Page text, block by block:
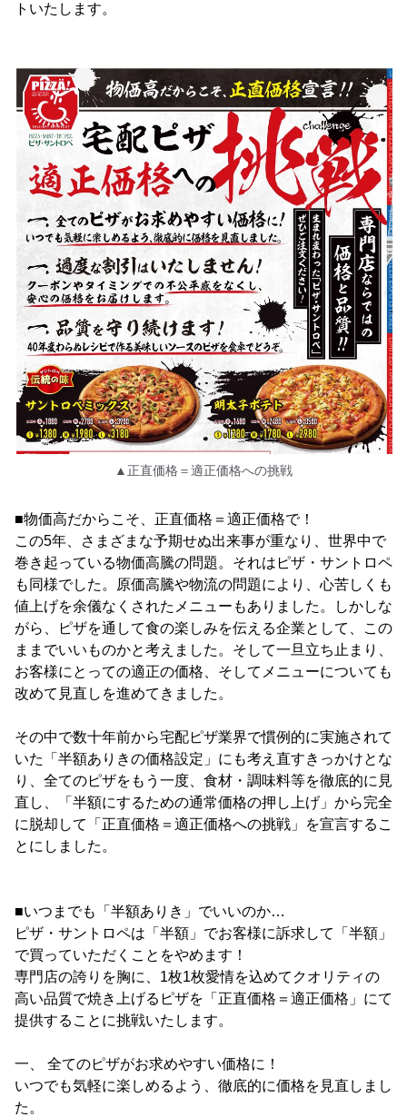
トいたします。
▲正直価格＝適正価格への挑戦
■物価高だからこそ、正直価格＝適正価格で！
この5年、さまざまな予期せぬ出来事が重なり、世界中で
巻き起っている物価高騰の問題。それはピザ・サントロペ
も同様でした。原価高騰や物流の問題により、心苦しくも
値上げを余儀なくされたメニューもありました。しかしな
がら、ピザを通して食の楽しみを伝える企業として、この
ままでいいものかと考えました。そして一旦立ち止まり、
お客様にとっての適正の価格、そしてメニューについても
改めて見直しを進めてきました。
その中で数十年前から宅配ピザ業界で慣例的に実施されて
いた「半額ありきの価格設定」にも考え直すきっかけとな
り、全てのピザをもう一度、食材・調味料等を徹底的に見
直し、「半額にするための通常価格の押し上げ」から完全
に脱却して「正直価格＝適正価格への挑戦」を宣言するこ
とにしました。
■いつまでも「半額ありき」でいいのか…
ピザ・サントロペは「半額」でお客様に訴求して「半額」
で買っていただくことをやめます！
専門店の誇りを胸に、1枚1枚愛情を込めてクオリティの
高い品質で焼き上げるピザを「正直価格＝適正価格」にて
提供することに挑戦いたします。
一、 全てのピザがお求めやすい価格に！
いつでも気軽に楽しめるよう、徹底的に価格を見直しまし
た。